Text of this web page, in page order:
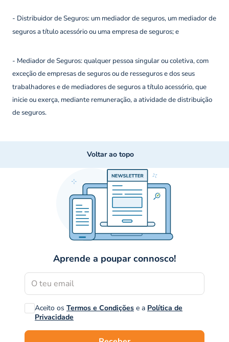
- Distribuidor de Seguros: um mediador de seguros, um mediador de
seguros a título acessório ou uma empresa de seguros; e
- Mediador de Seguros: qualquer pessoa singular ou coletiva, com
exceção de empresas de seguros ou de resseguros e dos seus
trabalhadores e de mediadores de seguros a título acessório, que
inicie ou exerça, mediante remuneração, a atividade de distribuição
de seguros.
Voltar ao topo
Aprende a poupar connosco!
Aceito os Termos e Condições e a Política de
Privacidade